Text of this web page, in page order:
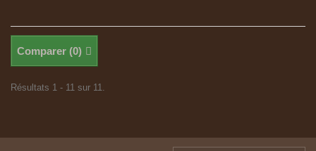
Comparer (0)
Résultats 1 - 11 sur 11.